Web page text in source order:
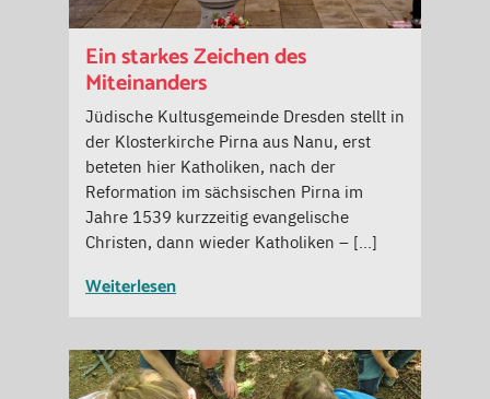
Ein starkes Zeichen des
Miteinanders
Jüdische Kultusgemeinde Dresden stellt in
der Klosterkirche Pirna aus Nanu, erst
beteten hier Katholiken, nach der
Reformation im sächsischen Pirna im
Jahre 1539 kurzzeitig evangelische
Christen, dann wieder Katholiken – […]
Weiterlesen